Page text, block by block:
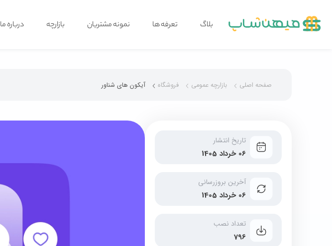
بلاگ تعرفه ها نمونه مشتریان بازارچه درباره ما
صفحه اصلی بازارچه عمومی فروشگاه آيکون های شناور
تاریخ انتشار
06 خرداد 1405
آخرین بروزرسانی
06 خرداد 1405
تعداد نصب
796